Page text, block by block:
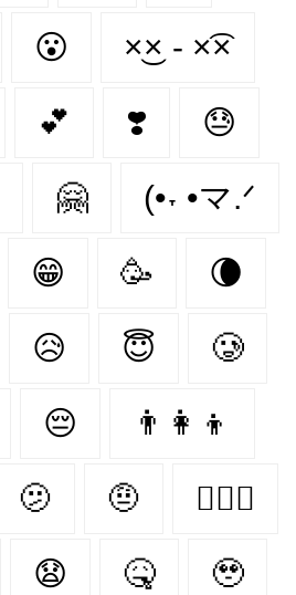
😮‍ ×͜× - ×͡×
💕 ❣️ 😓
🤗 (•˕ •マ.ᐟ
😁 🥳 🌘
😥 😇 🥲
😔 👨‍👩‍👦
🫤 🤨 👩‍❤️‍👨
😧 🤒 🥹